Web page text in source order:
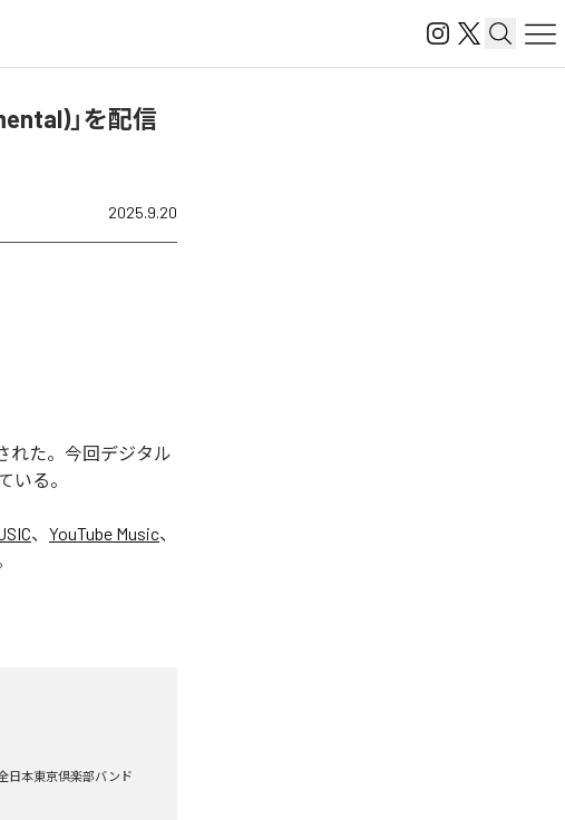
」を配信
2025.9.20
れた。今回デジタル
いる。
、 YouTube Music、
日本東京倶楽部バンド